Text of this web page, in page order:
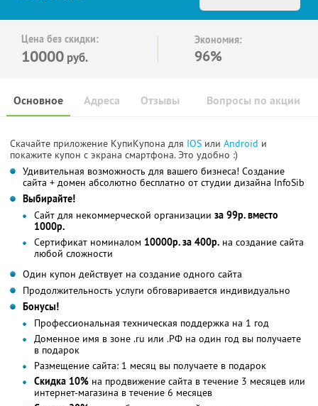
Цена без скидки:
10000 руб.
Экономия:
96%
Основное Отзывы Вопросы по акции
Адреса
Скачайте приложение КупиКупона для IOS или Android и
покажите купон с экрана смартфона. Это удобно :)
Удивительная возможность для вашего бизнеса! Создание
сайта + домен абсолютно бесплатно от студии дизайна InfoSib
Выбирайте!
Сайт для некоммерческой организации за 99р. вместо
1000р.
Сертификат номиналом 10000р. за 400р. на создание сайта
любой сложности
Один купон действует на создание одного сайта
Продолжительность услуги обговаривается индивидуально
Бонусы!
Профессиональная техническая поддержка на 1 год
Доменное имя в зоне .ru или .РФ на один год вы получаете
в подарок
Размещение сайта: 1 месяц вы получаете в подарок
Скидка 10% на продвижение сайта в течение 3 месяцев или
интернет-магазина в течение 6 месяцев